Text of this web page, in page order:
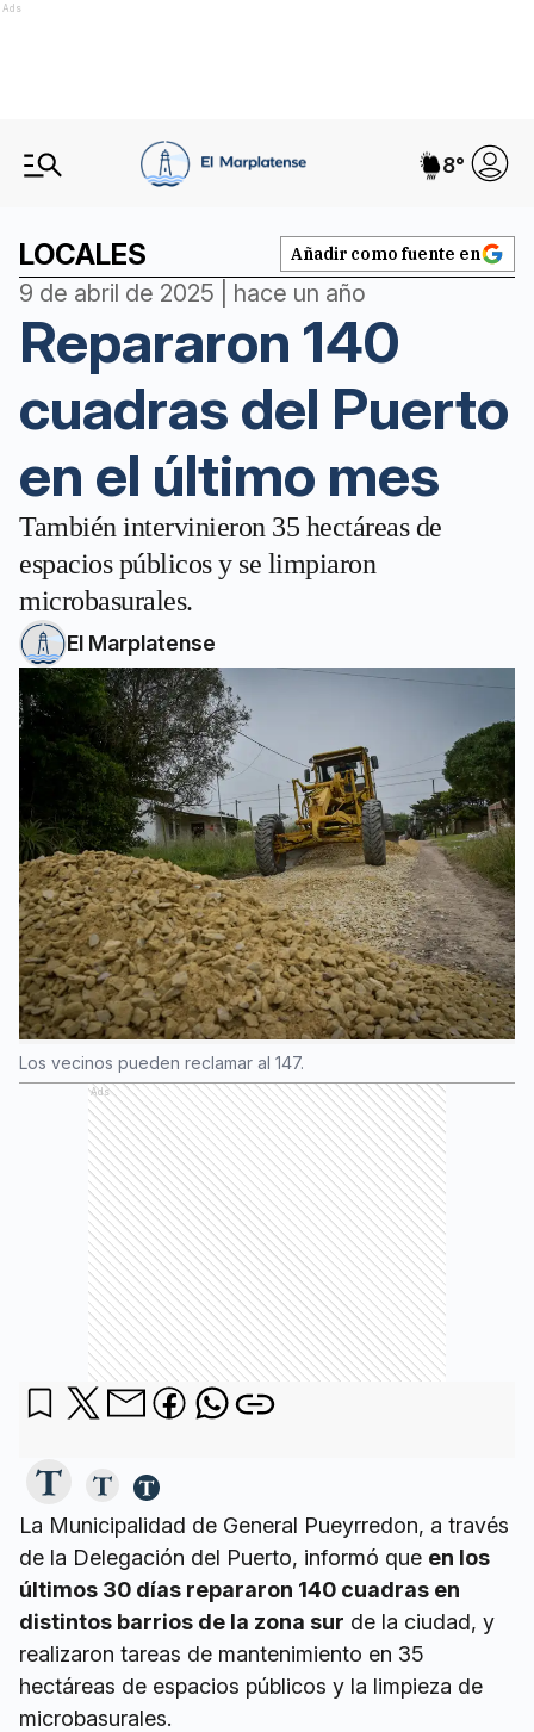
Ads
8°
LOCALES Añadir como fuente en
9 de abril de 2025 | hace un año
Repararon 140
cuadras del Puerto
en el último mes
También intervinieron 35 hectáreas de
espacios públicos y se limpiaron
microbasurales.
El Marplatense
Los vecinos pueden reclamar al 147.
Ads
La Municipalidad de General Pueyrredon, a través
de la Delegación del Puerto, informó que en los
últimos 30 días repararon 140 cuadras en
distintos barrios de la zona sur de la ciudad, y
realizaron tareas de mantenimiento en 35
hectáreas de espacios públicos y la limpieza de
microbasurales.